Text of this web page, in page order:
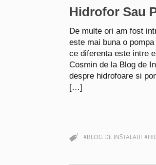
Hidrofor Sau
De multe ori am fost
este mai buna o
ce diferenta este intre
Cosmin de la Blog de
despre hidrofoare si
[…]
#BLOG DE INSTALATII